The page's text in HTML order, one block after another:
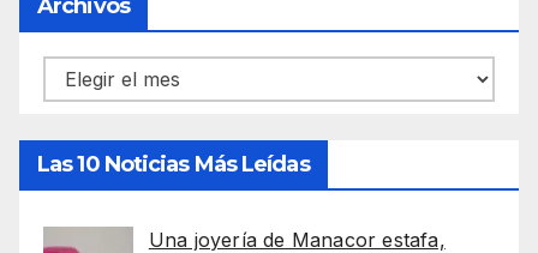
Archivos
Archivos
Las 10 Noticias Más Leídas
Una joyería de Manacor estafa,